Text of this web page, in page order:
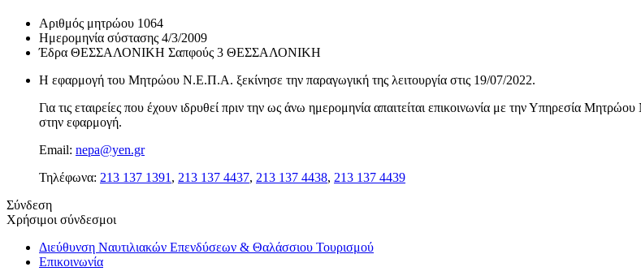
Αριθμός μητρώου 1064
Ημερομηνία σύστασης 4/3/2009
Έδρα ΘΕΣΣΑΛΟΝΙΚΗ Σαπφούς 3 ΘΕΣΣΑΛΟΝΙΚΗ
Η εφαρμογή του Μητρώου Ν.Ε.Π.Α. ξεκίνησε την παραγωγική της λειτουργία στις 19/07/2022.
Για τις εταιρείες που έχουν ιδρυθεί πριν την ως άνω ημερομηνία απαιτείται επικοινωνία με την Υπηρεσία
στην εφαρμογή.
Email: nepa@yen.gr
Τηλέφωνα: 213 137 1391 , 213 137 4437, 213 137 4438, 213 137 4439
Σύνδεση
Χρήσιμοι σύνδεσμοι
Διεύθυνση Ναυτιλιακών Επενδύσεων & Θαλάσσιου Τουρισμού
Επικοινωνία